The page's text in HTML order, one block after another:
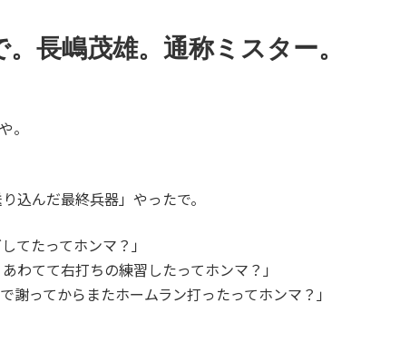
長嶋茂雄。通称ミスター。
。
込んだ最終兵器」やったで。
てたってホンマ？」
わてて右打ちの練習したってホンマ？」
謝ってからまたホームラン打ったってホンマ？」